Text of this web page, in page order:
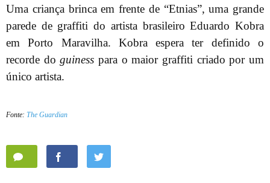
Uma criança brinca em frente de “Etnias”, uma grande
parede de graffiti do artista brasileiro Eduardo Kobra
em Porto Maravilha. Kobra espera ter definido o
recorde doguiness para o maior graffiti criado por um
único artista.
Fonte: The Guardian